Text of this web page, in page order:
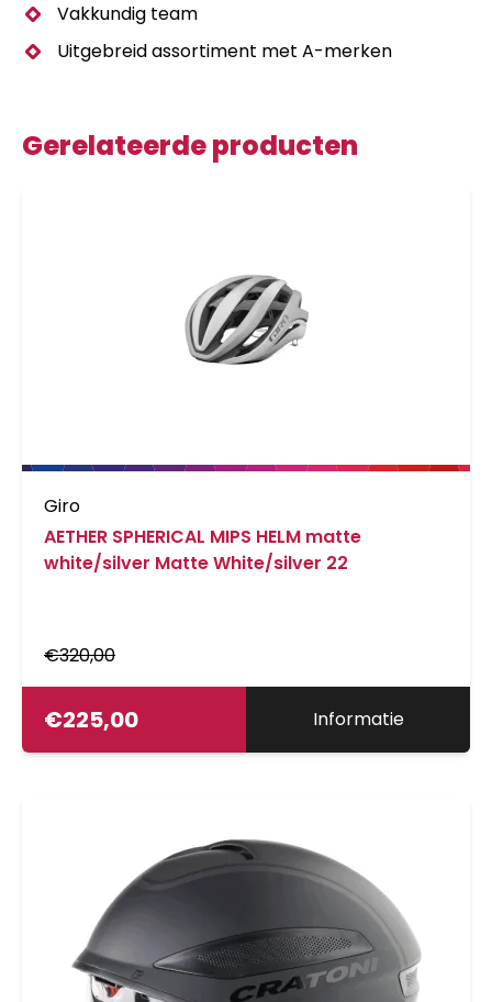
Vakkundig team
Uitgebreid assortiment met A-merken
Gerelateerde producten
Giro
AETHER SPHERICAL MIPS HELM matte
white/silver Matte White/silver 22
€320,00
€225,00 Informatie